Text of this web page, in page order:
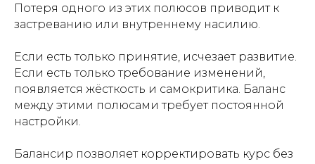
Потеря одного из этих полюсов приводит к
застреванию или внутреннему насилию.
Если есть только принятие, исчезает развитие.
Если есть только требование изменений,
появляется жёсткость и самокритика. Баланс
между этими полюсами требует постоянной
настройки.
Балансир позволяет корректировать курс без